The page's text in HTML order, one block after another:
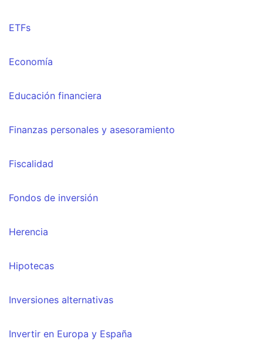
ETFs
Economía
Educación financiera
Finanzas personales y asesoramiento
Fiscalidad
Fondos de inversión
Herencia
Hipotecas
Inversiones alternativas
Invertir en Europa y España